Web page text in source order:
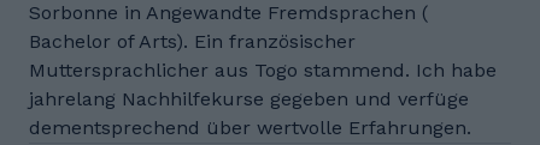
Sorbonne in Angewandte Fremdsprachen (
Bachelor of Arts). Ein französischer
Muttersprachlicher aus Togo stammend. Ich habe
jahrelang Nachhilfekurse gegeben und verfüge
dementsprechend über wertvolle Erfahrungen.